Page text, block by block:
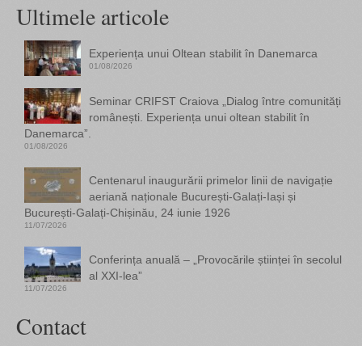
Ultimele articole
Experiența unui Oltean stabilit în Danemarca
01/08/2026
Seminar CRIFST Craiova „Dialog între comunități
românești. Experiența unui oltean stabilit în
Danemarca”.
01/08/2026
Centenarul inaugurării primelor linii de navigație
aeriană naționale București-Galați-Iași și
București-Galați-Chișinău, 24 iunie 1926
11/07/2026
Conferința anuală – „Provocările științei în secolul
al XXI-lea”
11/07/2026
Contact